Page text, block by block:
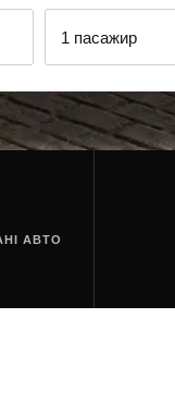
АВТО